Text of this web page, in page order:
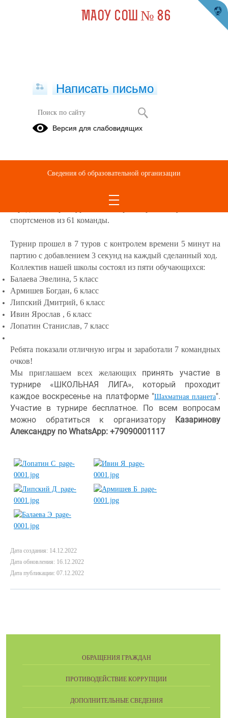
Городского турнира по шахматам
«Ход конем»
28 ноября прошел отборочный онлайн-турнир
классов муниципальных образовательных организаций
спортсменов из 61 команды.
Турнир прошел в 7 туров с контролем времени 5 минут на
партию с добавлением 3 секунд на каждый сделанный ход.
Коллектив нашей школы состоял из пяти обучающихся:
Балаева Эвелина, 5 класс
Армишев Богдан, 6 класс
Липский Дмитрий, 6 класс
Ивин Ярослав , 6 класс
Лопатин Станислав, 7 класс
Ребята показали отличную игры и заработали 7 командных
очков!
Мы приглашаем всех желающих принять участие в
турнире «ШКОЛЬНАЯ ЛИГА», который проходит
каждое воскресенье на платформе "Шахматная планета".
Участие в турнире бесплатное. По всем вопросам
можно обратиться к организатору Казаринову
Александру по WhatsApp: +79090001117
Дата создания: 14.12.2022
Дата обновления: 16.12.2022
Дата публикации: 07.12.2022
ОБРАЩЕНИЯ ГРАЖДАН
ПРОТИВОДЕЙСТВИЕ КОРРУПЦИИ
ДОПОЛНИТЕЛЬНЫЕ СВЕДЕНИЯ
МАОУ СОШ № 86
Написать письмо
Версия для слабовидящих
Сведения об образовательной организации